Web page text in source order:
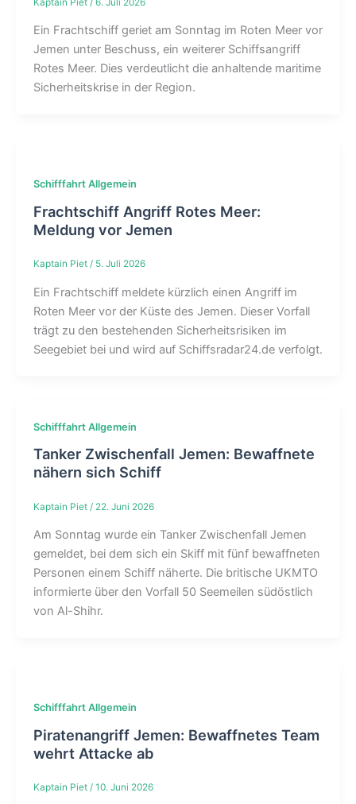
Kaptain Piet / 6. Juli 2026
Ein Frachtschiff geriet am Sonntag im Roten Meer vor
Jemen unter Beschuss, ein weiterer Schiffsangriff
Rotes Meer. Dies verdeutlicht die anhaltende maritime
Sicherheitskrise in der Region.
Schifffahrt Allgemein
Frachtschiff Angriff Rotes Meer:
Meldung vor Jemen
Kaptain Piet / 5. Juli 2026
Ein Frachtschiff meldete kürzlich einen Angriff im
Roten Meer vor der Küste des Jemen. Dieser Vorfall
trägt zu den bestehenden Sicherheitsrisiken im
Seegebiet bei und wird auf Schiffsradar24.de verfolgt.
Schifffahrt Allgemein
Tanker Zwischenfall Jemen: Bewaffnete
nähern sich Schiff
Kaptain Piet / 22. Juni 2026
Am Sonntag wurde ein Tanker Zwischenfall Jemen
gemeldet, bei dem sich ein Skiff mit fünf bewaffneten
Personen einem Schiff näherte. Die britische UKMTO
informierte über den Vorfall 50 Seemeilen südöstlich
von Al-Shihr.
Schifffahrt Allgemein
Piratenangriff Jemen: Bewaffnetes Team
wehrt Attacke ab
Kaptain Piet / 10. Juni 2026